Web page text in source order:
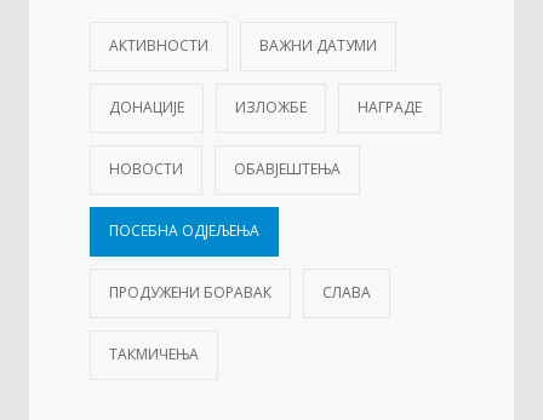
АКТИВНОСТИ ВАЖНИ ДАТУМИ
ДОНАЦИЈЕ ИЗЛОЖБЕ НАГРАДЕ
НОВОСТИ ОБАВЈЕШТЕЊА
ПОСЕБНА ОДЈЕЉЕЊА
ПРОДУЖЕНИ БОРАВАК СЛАВА
ТАКМИЧЕЊА